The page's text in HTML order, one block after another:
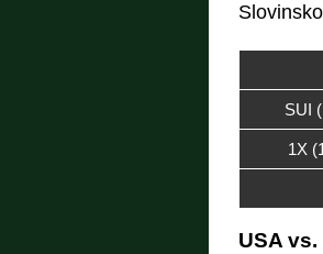
SUI
1X
USA